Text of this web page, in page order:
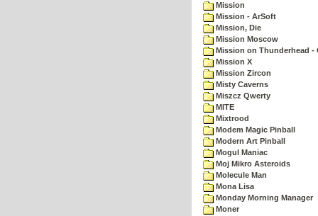
Mission
Mission - ArSoft
Mission, Die
Mission Moscow
Mission on Thunderhead -
Mission X
Mission Zircon
Misty Caverns
Miszcz Qwerty
MITE
Mixtrood
Modem Magic Pinball
Modern Art Pinball
Mogul Maniac
Moj Mikro Asteroids
Molecule Man
Mona Lisa
Monday Morning Manager
Moner